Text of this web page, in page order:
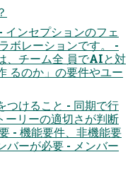
ンセプションのフェ
ボレーションです。 -
、チーム全 員でAIと対
るのか」の要件やユー
つけること - 同期で行
ーリーの適切さが判断
- 機能要件、非機能要
バーが必要 - メンバー